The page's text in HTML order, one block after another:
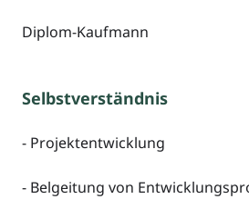
Diplom-Kaufmann
Selbstverständnis
- Projektentwicklung
- Belgeitung von